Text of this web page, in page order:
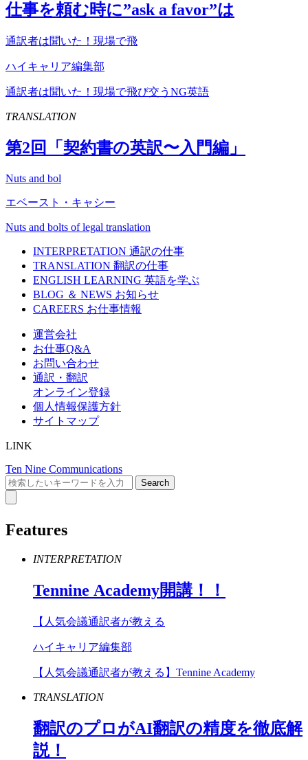
仕事を頼む時に”ask a favor”は
通訳者は聞いた！現場で飛
ハイキャリア編集部
通訳者は聞いた！現場で飛び交うNG英語
TRANSLATION
第2回「契約書の英訳〜入門編」
Nuts and bol
エベースト・キャシー
Nuts and bolts of legal translation
INTERPRETATION 通訳の仕事
TRANSLATION 翻訳の仕事
ENGLISH LEARNING 英語を学ぶ
BLOG ＆ NEWS お知らせ
CAREERS お仕事情報
運営会社
お仕事Q&A
お問い合わせ
通訳・翻訳
オンライン登録
個人情報保護方針
サイトマップ
LINK
Ten Nine Communications
Features
INTERPRETATION
Tennine Academy開講！！
【人気会議通訳者が教える
ハイキャリア編集部
【人気会議通訳者が教える】Tennine Academy
TRANSLATION
翻訳のプロがAI翻訳の精度を徹底解
説！